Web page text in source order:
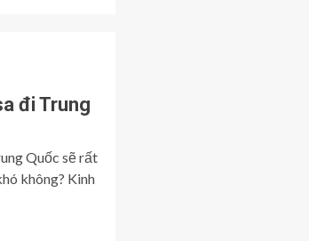
đi Trung
Quốc sẽ rất
không? Kinh